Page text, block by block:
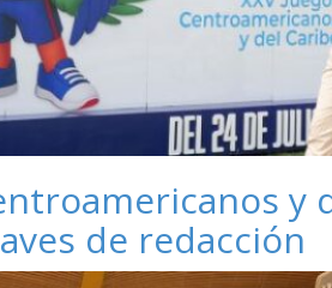
y
de redacción